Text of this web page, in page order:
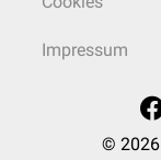
Impressum
© 2026